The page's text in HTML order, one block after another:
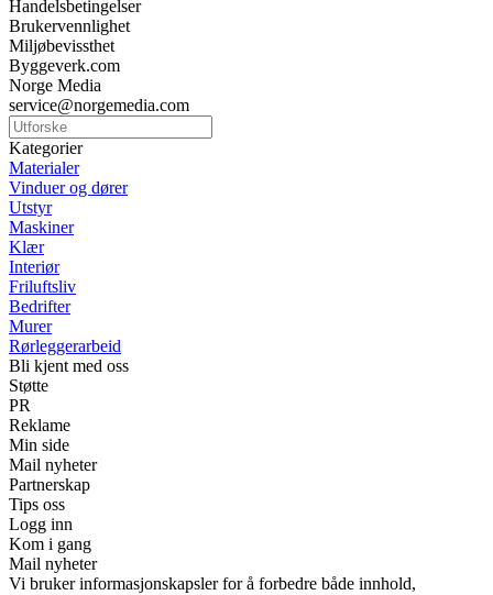
Handelsbetingelser
Brukervennlighet
Miljøbevissthet
Byggeverk.com
Norge Media
service@norgemedia.com
Kategorier
Materialer
Vinduer og dører
Utstyr
Maskiner
Klær
Interiør
Friluftsliv
Bedrifter
Murer
Rørleggerarbeid
Bli kjent med oss
Støtte
PR
Reklame
Min side
Mail nyheter
Partnerskap
Tips oss
Logg inn
Kom i gang
Mail nyheter
Vi bruker informasjonskapsler for å forbedre både innhold,